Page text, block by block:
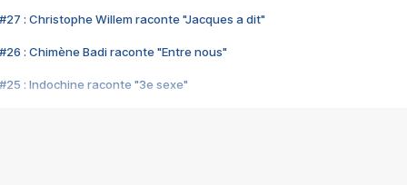
#27 : Christophe Willem raconte "Jacques a dit"
#26 : Chimène Badi raconte "Entre nous"
#25 : Indochine raconte "3e sexe"